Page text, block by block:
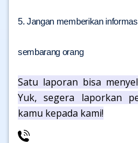
5. Jangan memberikan
sembarang orang
Satu laporan bisa
Yuk, segera laporkan
kamu kepada kami!